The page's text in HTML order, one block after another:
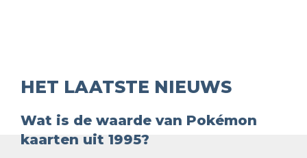
HET LAATSTE NIEUWS
Wat is de waarde van Pokémon
kaarten uit 1995?